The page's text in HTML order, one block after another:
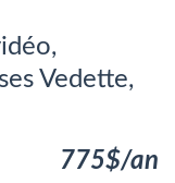
Vedette,
775$/an